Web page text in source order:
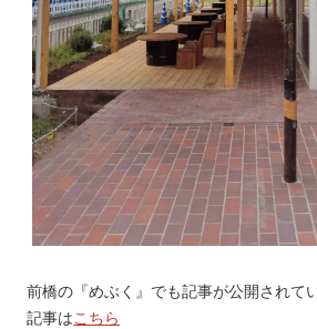
前橋の『めぶく』でも記事が公開されて
記事はこちら